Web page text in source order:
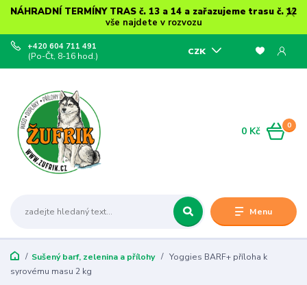
NÁHRADNÍ TERMÍNY TRAS č. 13 a 14 a zařazujeme trasu č. 12
vše najdete v rozvozu
Menu
CZK
+420 604 711 491
(Po-Čt, 8-16 hod.)
0
0 Kč
Sušený barf, zelenina a přílohy
Yoggies BARF+ příloha k
syrovému masu 2 kg